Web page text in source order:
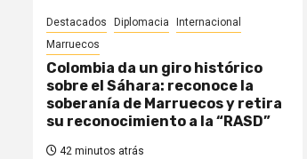
Destacados Diplomacia
Internacional
Marruecos
Colombia da un giro histórico
sobre el Sáhara: reconoce la
soberanía de Marruecos y retira
su reconocimiento a la “RASD”
42 minutos atrás